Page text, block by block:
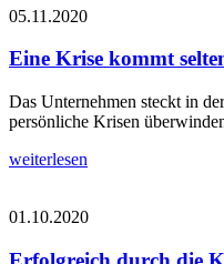
05.11.2020
Eine Krise kommt
Das Unternehmen steckt in
persönliche Krisen
weiterlesen
01.10.2020